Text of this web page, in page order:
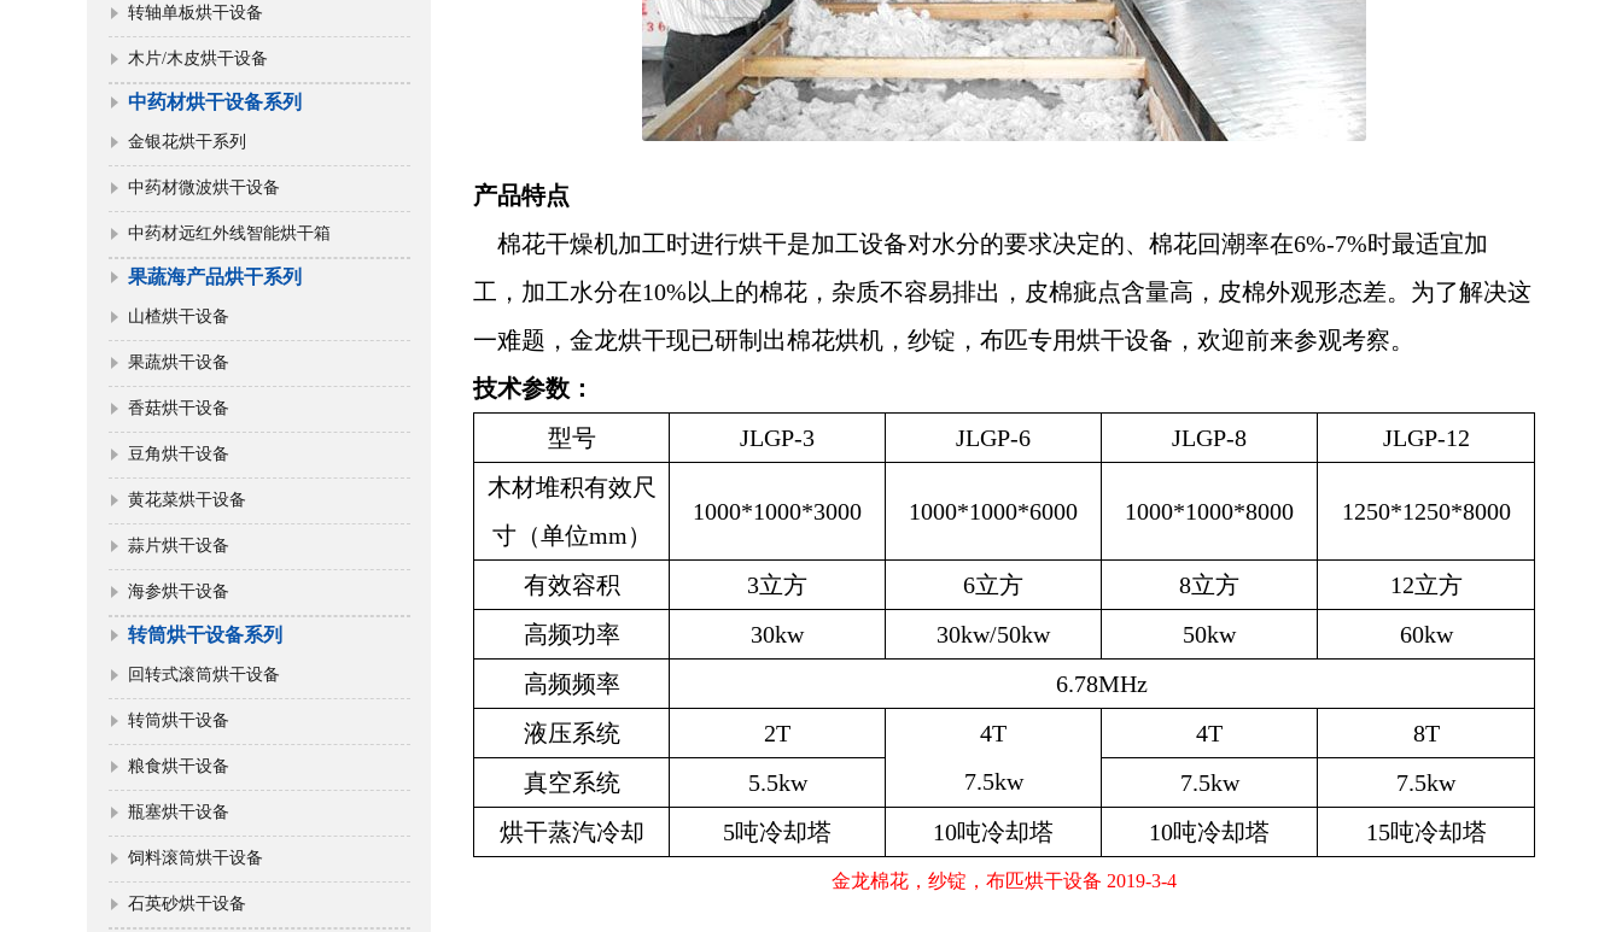
转轴单板烘干设备
木片/木皮烘干设备
中药材烘干设备系列
金银花烘干系列
中药材微波烘干设备
中药材远红外线智能烘干箱
果蔬海产品烘干系列
山楂烘干设备
果蔬烘干设备
香菇烘干设备
豆角烘干设备
黄花菜烘干设备
蒜片烘干设备
海参烘干设备
转筒烘干设备系列
回转式滚筒烘干设备
转筒烘干设备
粮食烘干设备
瓶塞烘干设备
饲料滚筒烘干设备
石英砂烘干设备
产品特点
棉花干燥机加工时进行烘干是加工设备对水分的要求决定的、棉花回潮率在6%-7%时最适宜加
工，加工水分在10%以上的棉花，杂质不容易排出，皮棉疵点含量高，皮棉外观形态差。为了解决这
一难题，金龙烘干现已研制出棉花烘机，纱锭，布匹专用烘干设备，欢迎前来参观考察。
技术参数：
型号
JLGP-3 JLGP-6 JLGP-8
JLGP-12
木材堆积有效尺
寸（单位mm ）
1000*1000*3000 1000*1000*6000 1000*1000*8000 1250*1250*8000
有效容积 3立方 6立方 8立方 12立方
高频功率
30kw 30kw/50kw 50kw
60kw
高频频率
6.78MHz
液压系统
2T 4T 4T
8T
真空系统
5.5kw 7.5kw 7.5kw
7.5kw
烘干蒸汽冷却
5吨冷却塔 10吨冷却塔 10吨冷却塔 15吨冷却塔
金龙棉花，纱锭，布匹烘干设备 2019-3-4